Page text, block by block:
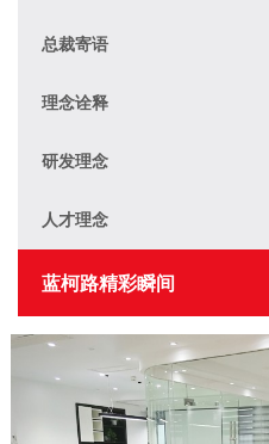
总裁寄语
理念诠释
研发理念
人才理念
蓝柯路精彩瞬间